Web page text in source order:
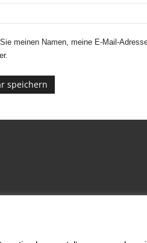
meinen Namen, meine E-Mail-